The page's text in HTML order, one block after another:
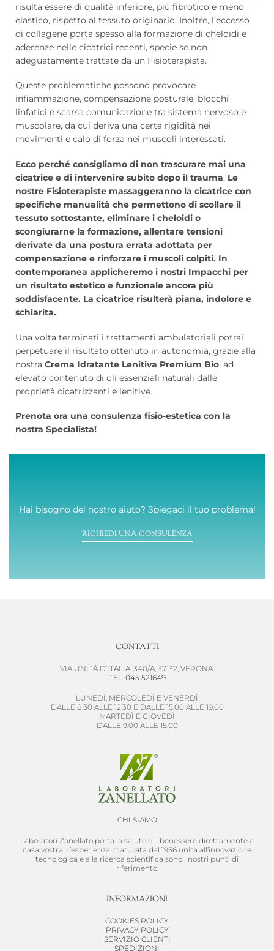
risulta essere di qualità inferiore, più fibrotico e meno
elastico, rispetto al tessuto originario. Inoltre, l’eccesso
di collagene porta spesso alla formazione di cheloidi e
aderenze nelle cicatrici recenti, specie se non
adeguatamente trattate da un Fisioterapista.
Queste problematiche possono provocare
infiammazione, compensazione posturale, blocchi
linfatici e scarsa comunicazione tra sistema nervoso e
muscolare, da cui deriva una certa rigidità nei
movimenti e calo di forza nei muscoli interessati.
Ecco perché consigliamo di non trascurare mai una
cicatrice e di intervenire subito dopo il trauma. Le
nostre Fisioterapiste massaggeranno la cicatrice con
specifiche manualità che permettono di scollare il
tessuto sottostante, eliminare i cheloidi o
scongiurarne la formazione, allentare tensioni
derivate da una postura errata adottata per
compensazione e rinforzare i muscoli colpiti. In
contemporanea applicheremo i nostri Impacchi per
un risultato estetico e funzionale ancora più
soddisfacente. La cicatrice risulterà piana, indolore e
schiarita.
Una volta terminati i trattamenti ambulatoriali potrai
perpetuare il risultato ottenuto in autonomia, grazie alla
nostra Crema Idratante Lenitiva Premium Bio, ad
elevato contenuto di oli essenziali naturali dalle
proprietà cicatrizzanti e lenitive.
Prenota ora una consulenza fisio-estetica con la
nostra Specialista!
Hai bisogno del nostro aiuto? Spiegaci il tuo problema!
RICHIEDI UNA CONSULENZA
CONTATTI
VIA UNITÀ D’ITALIA, 340/A, 37132, VERONA.
TEL. 045 521649
LUNEDÌ, MERCOLEDÌ E VENERDÌ
DALLE 8.30 ALLE 12.30 E DALLE 15.00 ALLE 19.00
MARTEDÌ E GIOVEDÌ
DALLE 9.00 ALLE 15.00
CHI SIAMO
Laboratori Zanellato porta la salute e il benessere direttamente a
casa vostra. L’esperienza maturata dal 1956 unita all’innovazione
tecnologica e alla ricerca scientifica sono i nostri punti di
riferimento.
INFORMAZIONI
COOKIES POLICY
PRIVACY POLICY
SERVIZIO CLIENTI
SPEDIZIONI